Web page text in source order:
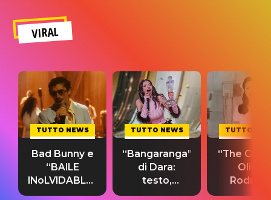
VIRAL
TUTTO NEWS
Bad Bunny e
“BAILE
INoLVIDABLE”:
testo,
TUTTO NEWS
“Bangaranga”
di Dara:
testo,
traduzione e
TUTTO
“The
Olivia
testo,